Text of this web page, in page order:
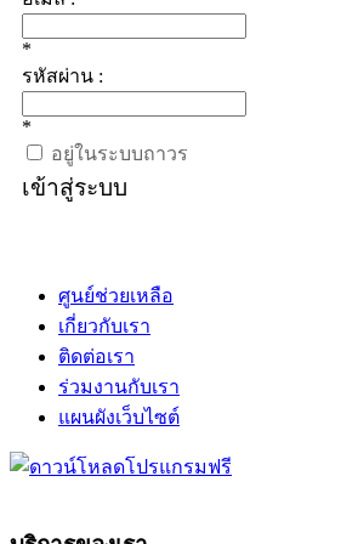
*
รหัสผ่าน :
*
อยู่ในระบบถาวร
เข้าสู่ระบบ
ศูนย์ช่วยเหลือ
เกี่ยวกับเรา
ติดต่อเรา
ร่วมงานกับเรา
แผนผังเว็บไซต์